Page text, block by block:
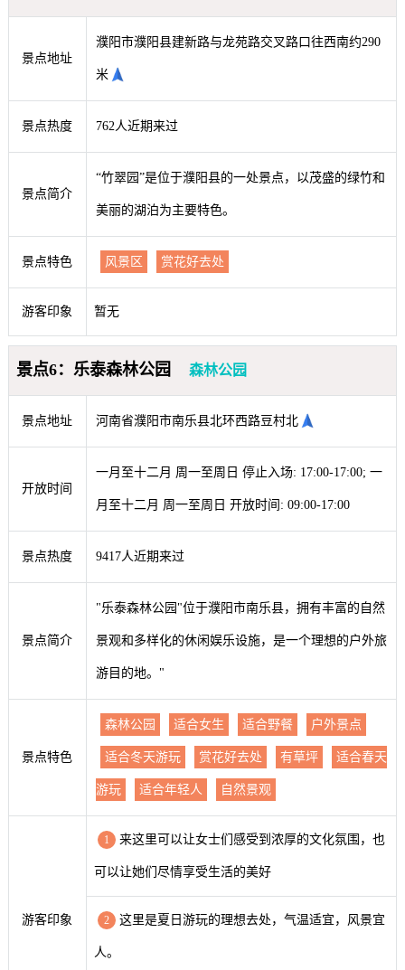
景点地址
濮阳市濮阳县建新路与龙苑路交叉路口往西南约290
米
景点热度 762人近期来过
景点简介
“竹翠园”是位于濮阳县的一处景点，以茂盛的绿竹和
美丽的湖泊为主要特色。
景点特色 风景区 赏花好去处
游客印象 暂无
景点6：乐泰森林公园 森林公园
景点地址 河南省濮阳市南乐县北环西路豆村北
开放时间
一月至十二月 周一至周日 停止入场: 17:00-17:00; 一
月至十二月 周一至周日 开放时间: 09:00-17:00
景点热度 9417人近期来过
景点简介
"乐泰森林公园"位于濮阳市南乐县，拥有丰富的自然
景观和多样化的休闲娱乐设施，是一个理想的户外旅
游目的地。"
景点特色
森林公园 适合女生 适合野餐 户外景点
适合冬天游玩 赏花好去处 有草坪 适合春天
游玩 适合年轻人 自然景观
游客印象
1 来这里可以让女士们感受到浓厚的文化氛围，也
可以让她们尽情享受生活的美好
2 这里是夏日游玩的理想去处，气温适宜，风景宜
人。